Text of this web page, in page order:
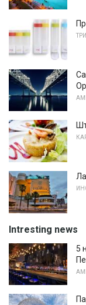
Intresting news
5